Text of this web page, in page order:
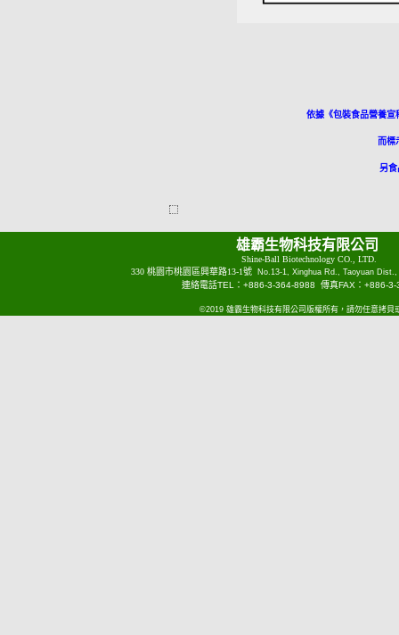
依據《包裝食品營養宣
而標
另食
雄霸生物科技有限公司
Shine-Ball Biotechnology CO., LTD.
330 桃園市桃園區興華路13-1號
No.13-1, Xinghua Rd., Taoyuan
連絡電話TEL：+886-3-364-8988 傳真FAX：+886-
©2019 雄霸生物科技有限公司版權所有，請勿任意拷貝